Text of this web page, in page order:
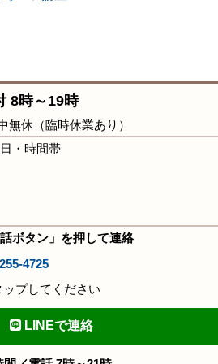
8時～19時
無休（臨時休業あり）
・時間帯
ボタン」を押して連絡
4725
プしてください
LINEで連絡